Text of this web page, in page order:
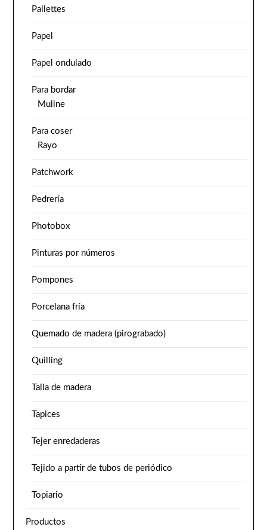
Pailettes
Papel
Papel ondulado
Para bordar
Muline
Para coser
Rayo
Patchwork
Pedrería
Photobox
Pinturas por números
Pompones
Porcelana fría
Quemado de madera (pirograbado)
Quilling
Talla de madera
Tapices
Tejer enredaderas
Tejido a partir de tubos de periódico
Topiario
Productos